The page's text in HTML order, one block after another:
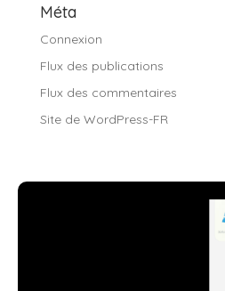
Méta
Connexion
Flux des publications
Flux des commentaires
Site de WordPress-FR